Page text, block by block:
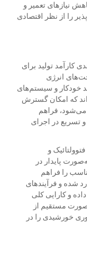
نیازهای تعمیر و
را از نظر اقتصادی
کارآمد تولید برای
انرژی
خودکار و سیستم‌های
که امکان گسترش
می‌شود، فراهم
تسریع در اجرای
و
پایدار در
را فراهم
شده و فرآیندهای
و کارایی کلی
مستقیم از
خورشیدی را در